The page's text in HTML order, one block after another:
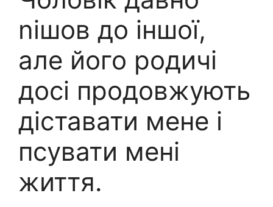
nішов до іншої,
але його родичі
досі продовжують
діставати мене і
псувати мені
життя.